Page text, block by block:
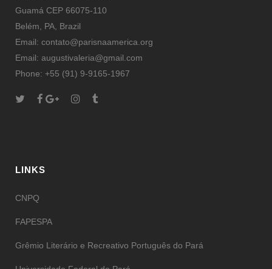
Guamá CEP 66075-110
Belém, PA, Brazil
Email: contato@parisnaamerica.org
Email: augustivaleria@gmail.com
Phone: +55 (91) 9-9165-1967
LINKS
CNPQ
FAPESPA
Grêmio Literário e Recreativo Português do Pará